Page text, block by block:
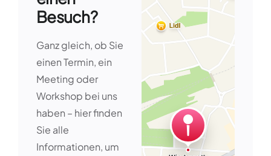
Besuch?
Ganz gleich, ob Sie
einen Termin, ein
Meeting oder
Workshop bei uns
haben – hier finden
Sie alle
Informationen, um